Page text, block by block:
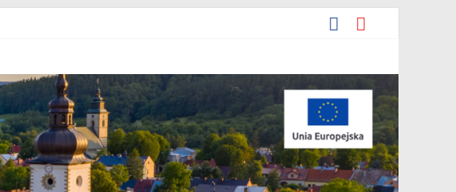
pn. „Integracyjna Grupa Teatralna” złożonej przez Stowarzyszenie „Gniazdo”.
planu zagospodarowania przestrzennego Mostki”.